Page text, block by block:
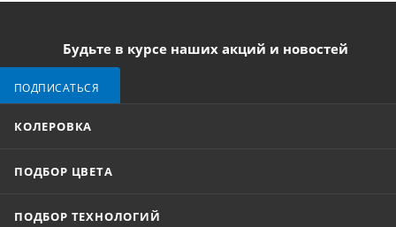
Будьте в курсе наших акций и новостей
ПОДПИСАТЬСЯ
КОЛЕРОВКА
ПОДБОР ЦВЕТА
ПОДБОР ТЕХНОЛОГИЙ